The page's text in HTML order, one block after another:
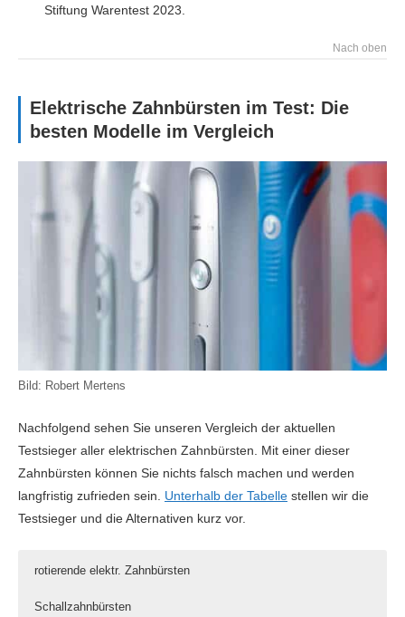
Stiftung Warentest 2023.
Nach oben
Elektrische Zahnbürsten im Test: Die
besten Modelle im Vergleich
Bild: Robert Mertens
Nachfolgend sehen Sie unseren Vergleich der aktuellen
Testsieger aller elektrischen Zahnbürsten. Mit einer dieser
Zahnbürsten können Sie nichts falsch machen und werden
langfristig zufrieden sein. Unterhalb der Tabelle stellen wir die
Testsieger und die Alternativen kurz vor.
rotierende elektr. Zahnbürsten
Schallzahnbürsten